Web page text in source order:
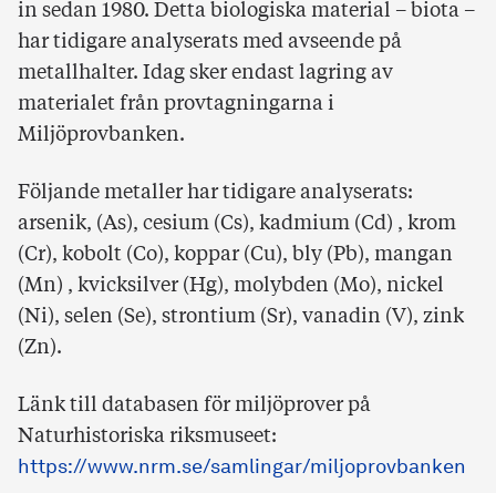
in sedan 1980. Detta biologiska material – biota –
har tidigare analyserats med avseende på
metallhalter. Idag sker endast lagring av
materialet från provtagningarna i
Miljöprovbanken.
Följande metaller har tidigare analyserats:
arsenik, (As), cesium (Cs), kadmium (Cd) , krom
(Cr), kobolt (Co), koppar (Cu), bly (Pb), mangan
(Mn) , kvicksilver (Hg), molybden (Mo), nickel
(Ni), selen (Se), strontium (Sr), vanadin (V), zink
(Zn).
Länk till databasen för miljöprover på
Naturhistoriska riksmuseet:
https://www.nrm.se/samlingar/miljoprovbanken